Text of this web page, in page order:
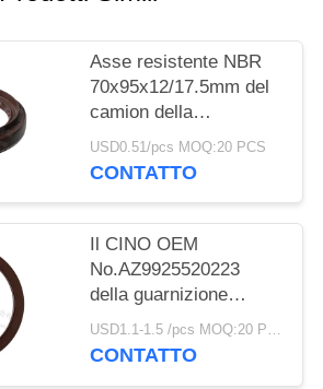
Asse resistente NBR
70x95x12/17.5mm del
camion della
guarnizione del camion
di Dongfeng
USD0.51/pcs MOQ:20 PCS
CONTATTO
Il CINO OEM
No.AZ9925520223
della guarnizione
dell'asse dell'equilibrio
di HOWO gradua
USD1.1-1.5 /pcs MOQ:20 PCS
CONTATTO